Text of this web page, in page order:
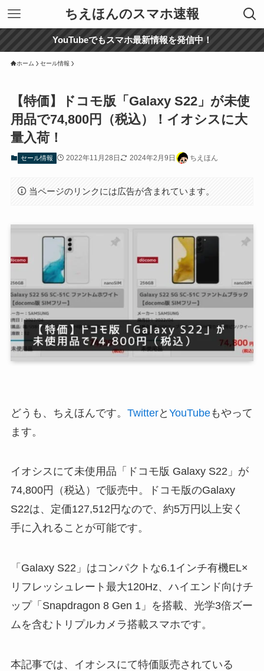
ちえほんのスマホ速報
YouTubeでもスマホ最新情報を発信中！
ホーム セール情報
【特価】ドコモ版「Galaxy S22」が未使
用品で74,800円（税込）！イオシスに大
量入荷！
セール情報 2022年11月28日 2024年2月9日 ちえほん
当ページのリンクには広告が含まれています。
どうも、ちえほんです。 Twitterと YouTubeもやって
ます。
イオシスにて未使用品「ドコモ版 Galaxy S22」が
74,800円（税込）で販売中。ドコモ版のGalaxy
S22は、定価127,512円なので、約5万円以上安く
手に入れることが可能です。
「Galaxy S22」はコンパクトな6.1インチ有機EL×
リフレッシュレート最大120Hz、ハイエンド向けチ
ップ「Snapdragon 8 Gen 1」を搭載、光学3倍ズー
ムを含むトリプルカメラ搭載スマホです。
本記事では、イオシスにて特価販売されている